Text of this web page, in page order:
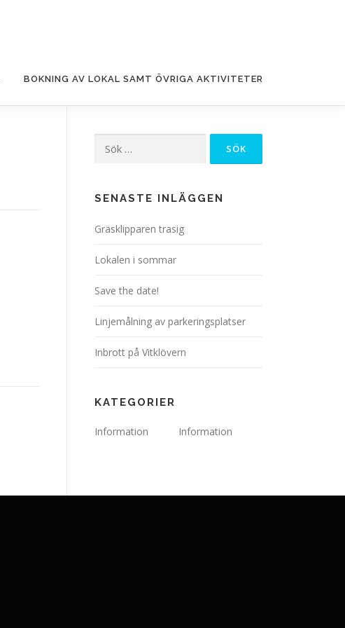
BOKNING AV LOKAL SAMT ÖVRIGA AKTIVITETER
efter:
SENASTE INLÄGGEN
Gräsklipparen trasig
Lokalen i sommar
Save the date!
Linjemålning av parkeringsplatser
Inbrott på Vitklövern
KATEGORIER
Information Information